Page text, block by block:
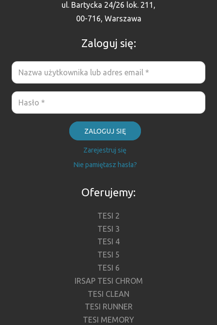
ul. Bartycka 24/26 lok. 211,
00-716, Warszawa
Zaloguj się:
ZALOGUJ SIĘ
Zarejestruj się
Nie pamiętasz hasła?
Oferujemy:
TESI 2
TESI 3
TESI 4
TESI 5
TESI 6
IRSAP TESI CHROM
TESI CLEAN
TESI RUNNER
TESI MEMORY